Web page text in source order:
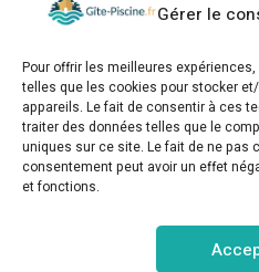
Gérer le
Pour offrir les meilleures
telles que les cookies pour stocker
appareils. Le fait de consentir à ces
traiter des données telles que le
uniques sur ce site. Le fait de ne pas
consentement peut avoir un effet
et fonctions.
Note globale
–Rapport qualité/prix
gite-piscine.fr © Copyright